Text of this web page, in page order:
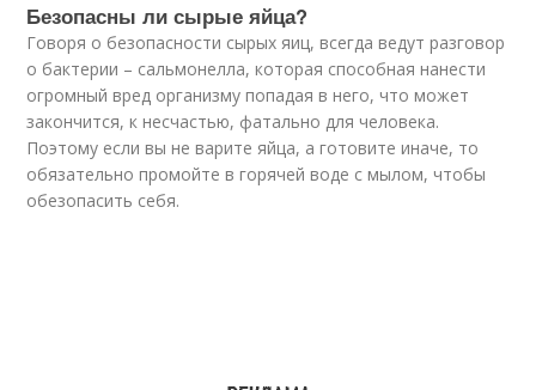
Безопасны ли сырые яйца?
Говоря о безопасности сырых яиц, всегда ведут разговор
о бактерии – сальмонелла, которая способная нанести
огромный вред организму попадая в него, что может
закончится, к несчастью, фатально для человека.
Поэтому если вы не варите яйца, а готовите иначе, то
обязательно промойте в горячей воде с мылом, чтобы
обезопасить себя.